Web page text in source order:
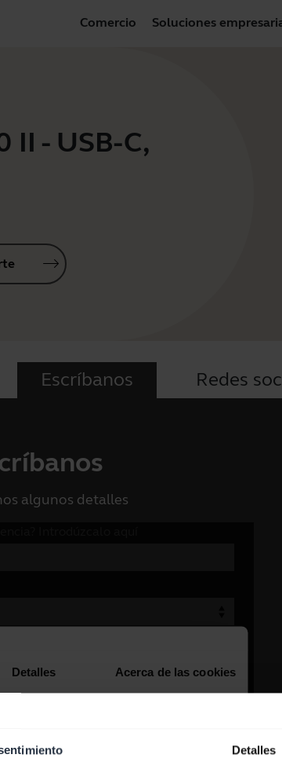
Detalles
Comercio Soluciones
II - USB-C,
Escríbanos Redes
algunos detalles